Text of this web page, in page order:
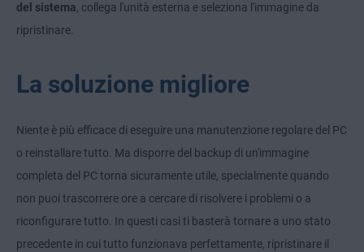
del sistema, collega l'unità esterna e seleziona l'immagine da
ripristinare.
La soluzione migliore
Niente è più efficace di eseguire una manutenzione regolare del PC
o reinstallare tutto. Ma disporre del backup di un'immagine
completa del PC torna sicuramente utile, specialmente quando
non puoi trascorrere ore a cercare di risolvere i problemi o a
riconfigurare tutto. In questi casi ti basterà tornare a uno stato
precedente in cui tutto funzionava perfettamente, ripristinare il